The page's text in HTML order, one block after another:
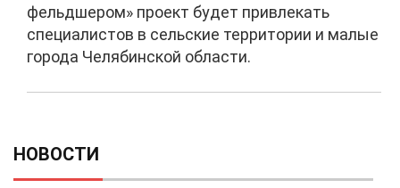
фельдшером» проект будет привлекать
специалистов в сельские территории и малые
города Челябинской области.
НОВОСТИ